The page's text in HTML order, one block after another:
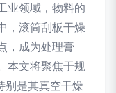
业领域，物料的
，滚筒刮板干燥
，成为处理膏
本文将聚焦于规
别是其真空干燥